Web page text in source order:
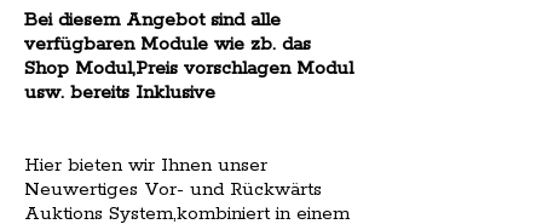
Bei diesem Angebot sind alle
verfügbaren Module wie zb. das
Shop Modul,Preis vorschlagen Modul
usw. bereits Inklusive
Hier bieten wir Ihnen unser
Neuwertiges Vor- und Rückwärts
Auktions System,kombiniert in einem